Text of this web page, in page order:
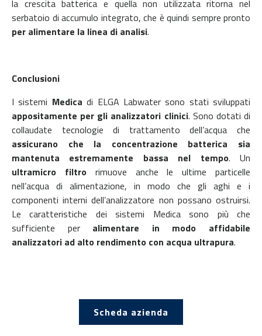
la crescita batterica e quella non utilizzata ritorna nel
serbatoio di accumulo integrato, che è quindi sempre pronto
per alimentare la linea di analisi.
Conclusioni
I sistemi Medica di ELGA Labwater sono stati sviluppati
appositamente per gli analizzatori clinici. Sono dotati di
collaudate tecnologie di trattamento dell’acqua che
assicurano che la concentrazione batterica sia
mantenuta estremamente bassa nel tempo. Un
ultramicro filtrorimuove anche le ultime particelle
nell’acqua di alimentazione, in modo che gli aghi e i
componenti interni dell’analizzatore non possano ostruirsi.
Le caratteristiche dei sistemi Medica sono più che
sufficiente per alimentare in modo affidabile
analizzatori ad alto rendimento con acqua ultrapura.
Scheda azienda